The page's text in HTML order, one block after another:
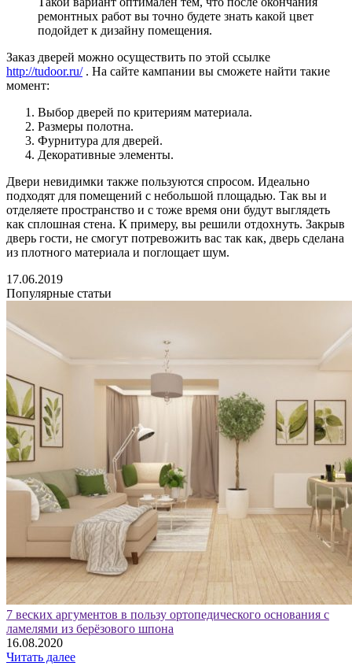
ремонтных работ вы точно будете знать какой цвет
подойдет к дизайну помещения.
Заказ дверей можно осуществить по этой ссылке
http://tudoor.ru/. На сайте кампании вы сможете найти такие
момент:
Выбор дверей по критериям материала.
Размеры полотна.
Фурнитура для дверей.
Декоративные элементы.
Двери невидимки также пользуются спросом. Идеально
подходят для помещений с небольшой площадью. Так вы и
отделяете пространство и с тоже время они будут выглядеть
как сплошная стена. К примеру, вы решили отдохнуть. Закрыв
дверь гости, не смогут потревожить вас так как, дверь сделана
из плотного материала и поглощает шум.
17.06.2019
Популярные статьи
7 веских аргументов в пользу ортопедического основания с
ламелями из берёзового шпона
16.08.2020
Читать далее